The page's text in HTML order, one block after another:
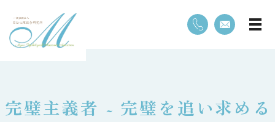
⁡完璧主義者 ~ 完璧を追い求める